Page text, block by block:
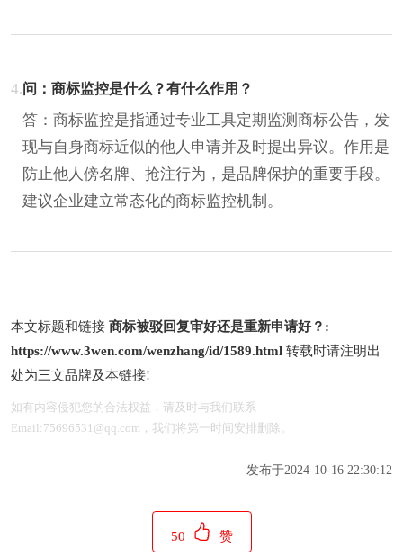
4.问：商标监控是什么？有什么作用？
答：商标监控是指通过专业工具定期监测商标公告，发
现与自身商标近似的他人申请并及时提出异议。作用是
防止他人傍名牌、抢注行为，是品牌保护的重要手段。
建议企业建立常态化的商标监控机制。
本文标题和链接 商标被驳回复审好还是重新申请好？:
https://www.3wen.com/wenzhang/id/1589.html 转载时请注明出
处为三文品牌及本链接!
如有内容侵犯您的合法权益，请及时与我们联系
Email:75696531@qq.com，我们将第一时间安排删除。
发布于2024-10-16 22:30:12
50 赞